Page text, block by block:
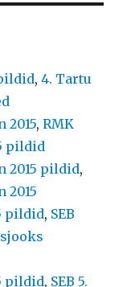
,4. Tartu
2015,RMK
pildid
2015 pildid,
2015
pildid, SEB
pildid, SEB 5.